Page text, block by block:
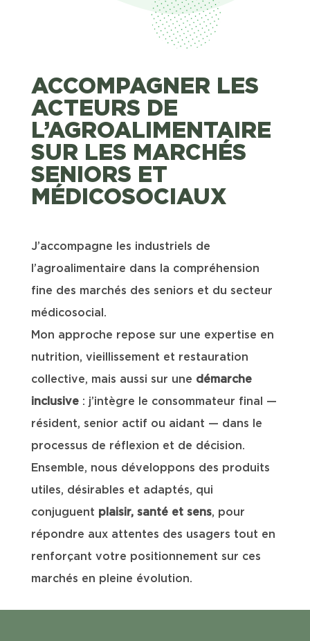
ACCOMPAGNER LES
ACTEURS DE
L’AGROALIMENTAIRE
SUR LES MARCHÉS
SENIORS ET
MÉDICOSOCIAUX
J’accompagne les industriels de
l’agroalimentaire dans la compréhension
fine des marchés des seniors et du secteur
médicosocial.
Mon approche repose sur une expertise en
nutrition, vieillissement et restauration
collective, mais aussi sur une démarche
inclusive: j’intègre le consommateur final —
résident, senior actif ou aidant — dans le
processus de réflexion et de décision.
Ensemble, nous développons des produits
utiles, désirables et adaptés, qui
conjuguent plaisir, santé et sens, pour
répondre aux attentes des usagers tout en
renforçant votre positionnement sur ces
marchés en pleine évolution.